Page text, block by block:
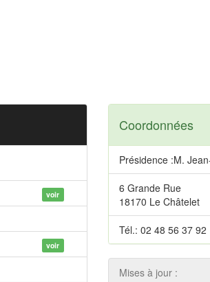
voir
voir
Coordonnées
Présidence :M.
6 Grande Rue
18170 Le Châtelet
Tél.: 02 48 56 37 92
Mises à jour :